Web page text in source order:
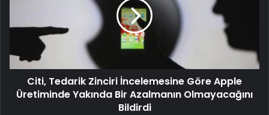
Citi, Tedarik Zinciri İncelemesine Göre Apple
Üretiminde Yakında Bir Azalmanın Olmayacağını
Bildirdi